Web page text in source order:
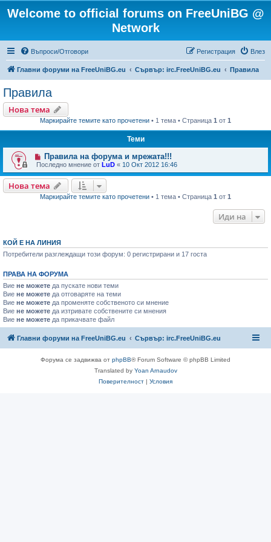
Welcome to official forums on FreeUniBG @
Network
Въпроси/Отговори Влез
Регистрация
Главни форуми на FreeUniBG.eu Сървър: irc.FreeUniBG.eu Правила
Правила
Нова тема
Маркирайте темите като прочетени • 1 тема • Страница 1 от 1
Теми
Правила на форума и мрежата!!!
Последно мнение от LuD « 10 Окт 2012 16:46
Нова тема
Маркирайте темите като прочетени • 1 тема • Страница 1 от 1
Иди на
КОЙ Е НА ЛИНИЯ
Потребители разглеждащи този форум: 0 регистрирани и 17 госта
ПРАВА НА ФОРУМА
Вие не можете да пускате нови теми
Вие не можете да отговаряте на теми
Вие не можете да променяте собственото си мнение
Вие не можете да изтривате собствените си мнения
Вие не можете да прикачвате файл
Главни форуми на FreeUniBG.eu Сървър: irc.FreeUniBG.eu
Форума се задвижва от phpBB® Forum Software © phpBB Limited
Translated by Yoan Arnaudov
Поверителност | Условия